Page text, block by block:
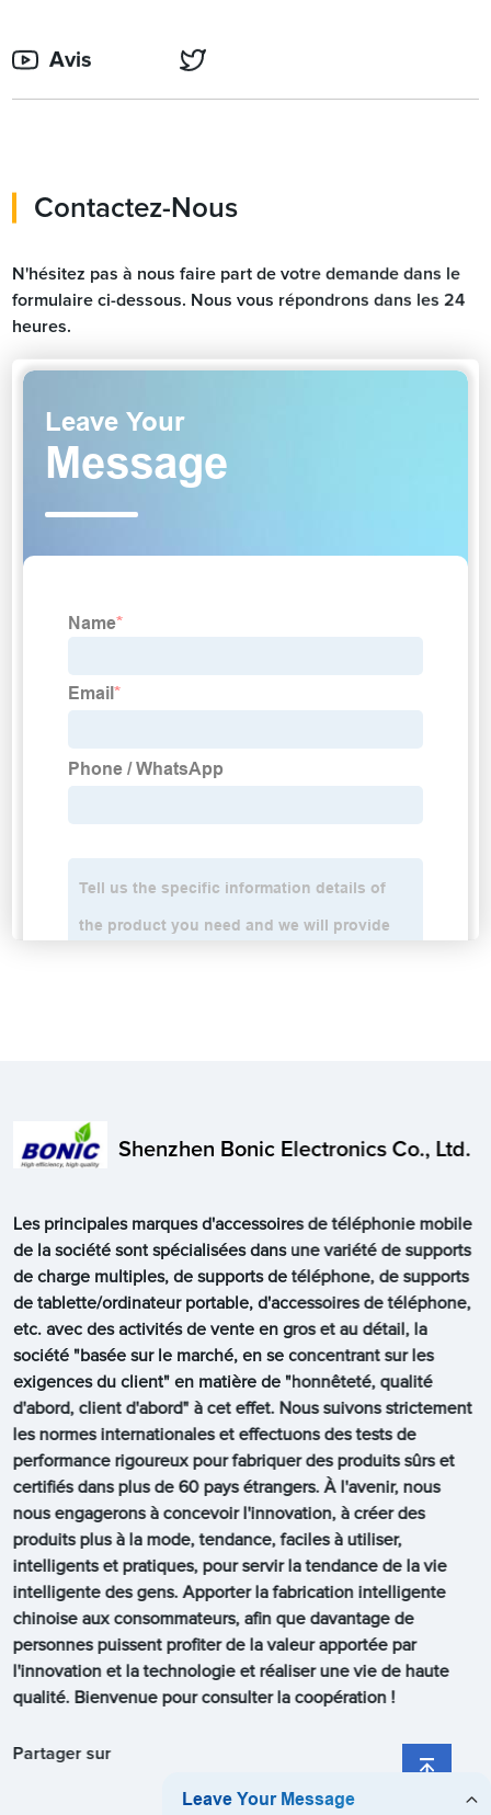
Avis
Contactez-Nous
N'hésitez pas à nous faire part de votre demande dans le
formulaire ci-dessous. Nous vous répondrons dans les 24
heures.
Shenzhen Bonic Electronics Co., Ltd.
Les principales marques d'accessoires de téléphonie mobile
de la société sont spécialisées dans une variété de supports
de charge multiples, de supports de téléphone, de supports
de tablette/ordinateur portable, d'accessoires de téléphone,
etc. avec des activités de vente en gros et au détail, la
société "basée sur le marché, en se concentrant sur les
exigences du client" en matière de "honnêteté, qualité
d'abord, client d'abord" à cet effet. Nous suivons strictement
les normes internationales et effectuons des tests de
performance rigoureux pour fabriquer des produits sûrs et
certifiés dans plus de 60 pays étrangers. À l'avenir, nous
nous engagerons à concevoir l'innovation, à créer des
produits plus à la mode, tendance, faciles à utiliser,
intelligents et pratiques, pour servir la tendance de la vie
intelligente des gens. Apporter la fabrication intelligente
chinoise aux consommateurs, afin que davantage de
personnes puissent profiter de la valeur apportée par
l'innovation et la technologie et réaliser une vie de haute
qualité. Bienvenue pour consulter la coopération !
Partager sur